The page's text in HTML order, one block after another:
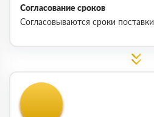
Согласование сроков
Согласовываются сроки поставки